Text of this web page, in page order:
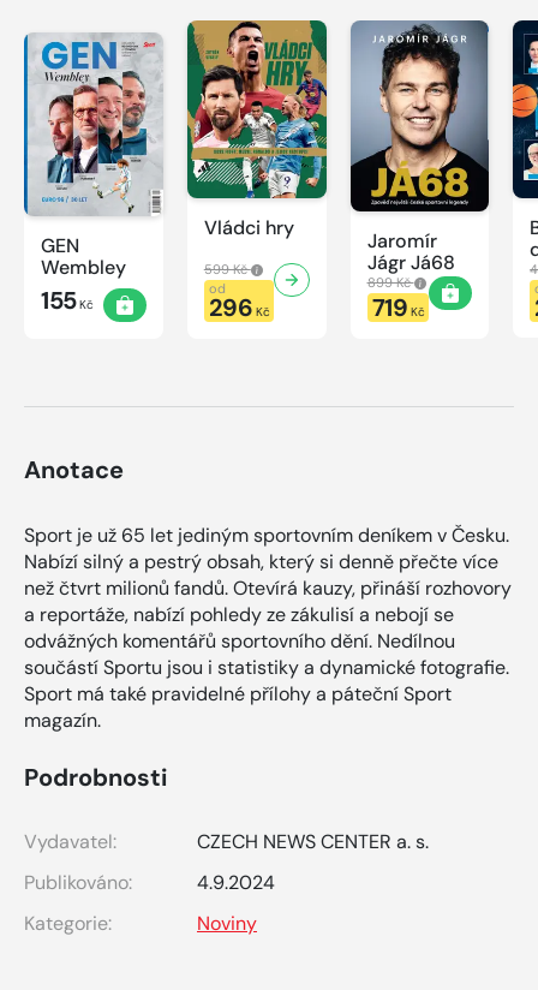
GEN
Wembley
155Kč
Vládci hry
599 Kč
od
296 Kč
Jaromír
Jágr Já68
899 Kč
719 Kč
Anotace
Sport je už 65 let jediným sportovním deníkem v Česku.
Nabízí silný a pestrý obsah, který si denně přečte více
než čtvrt milionů fandů. Otevírá kauzy, přináší rozhovory
a reportáže, nabízí pohledy ze zákulisí a nebojí se
odvážných komentářů sportovního dění. Nedílnou
součástí Sportu jsou i statistiky a dynamické fotografie.
Sport má také pravidelné přílohy a páteční Sport
magazín.
Podrobnosti
Vydavatel:
CZECH NEWS CENTER a. s.
Publikováno:
4.9.2024
Kategorie:
Noviny